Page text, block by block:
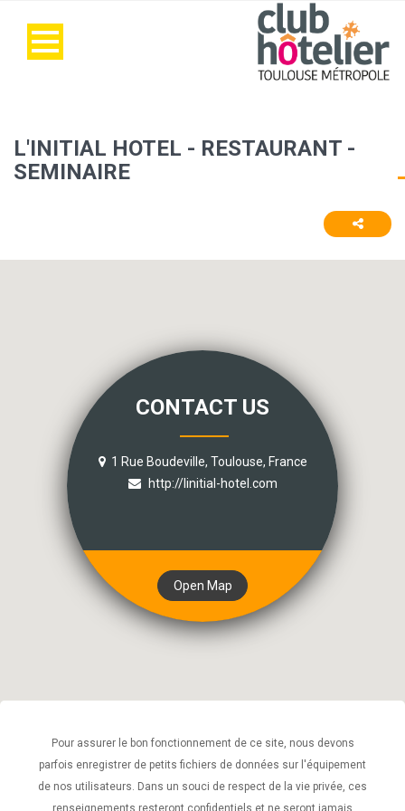
L'INITIAL HOTEL - RESTAURANT -
SEMINAIRE
CONTACT US
1 Rue Boudeville, Toulouse, France
http://linitial-hotel.com
Open Map
Pour assurer le bon fonctionnement de ce site, nous devons
parfois enregistrer de petits fichiers de données sur l'équipement
de nos utilisateurs. Dans un souci de respect de la vie privée, ces
renseignements resteront confidentiels et ne seront jamais